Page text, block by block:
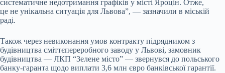
систематичне недотримання графіків у місті Яроцін. Отже,
це не унікальна ситуація для Львова”, — зазначили в міській
раді.
Також через невиконання умов контракту підрядником з
будівництва сміттєпереробного заводу у Львові, замовник
будівництва — ЛКП “Зелене місто” — звернувся до польського
банку-гаранта щодо виплати 3,6 млн євро банківської гарантії.